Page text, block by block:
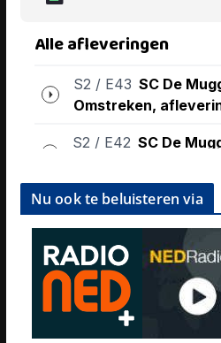
Nu ook te beluisteren via